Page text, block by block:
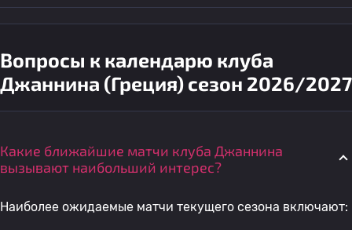
Вопросы к календарю клуба
Джаннина (Греция) сезон 2026/2027
Какие ближайшие матчи клуба Джаннина
вызывают наибольший интерес?
Наиболее ожидаемые матчи текущего сезона включают: